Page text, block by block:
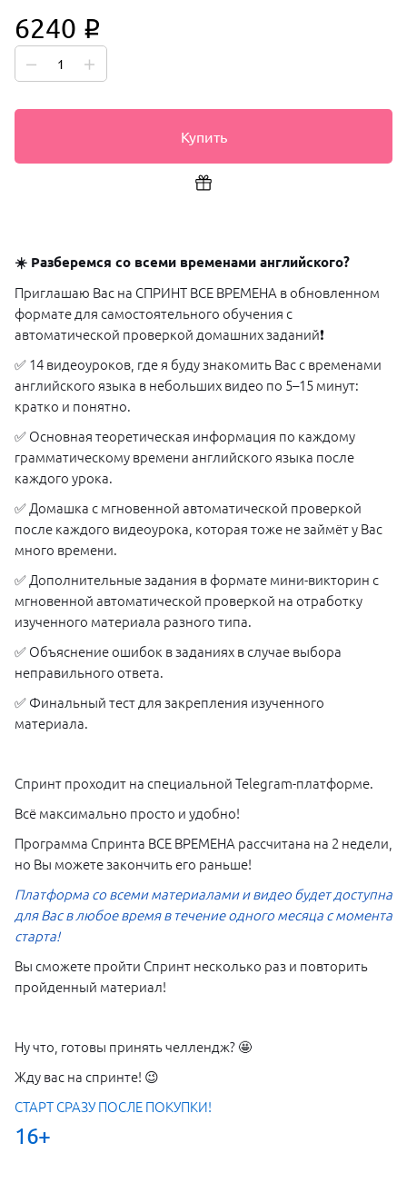
6240 i
Купить
☀️ Разберемся со всеми временами английского?
Приглашаю Вас на СПРИНТ ВСЕ ВРЕМЕНА в обновленном
формате для самостоятельного обучения с
автоматической проверкой домашних заданий❗️
✅ 14 видеоуроков, где я буду знакомить Вас с временами
английского языка в небольших видео по 5–15 минут:
кратко и понятно.
✅ Основная теоретическая информация по каждому
грамматическому времени английского языка после
каждого урока.
✅ Домашка с мгновенной автоматической проверкой
после каждого видеоурока, которая тоже не займёт у Вас
много времени.
✅ Дополнительные задания в формате мини-викторин с
мгновенной автоматической проверкой на отработку
изученного материала разного типа.
✅ Объяснение ошибок в заданиях в случае выбора
неправильного ответа.
✅ Финальный тест для закрепления изученного
материала.
Спринт проходит на специальной Telegram-платформе.
Всё максимально просто и удобно!
Программа Спринта ВСЕ ВРЕМЕНА рассчитана на 2 недели,
но Вы можете закончить его раньше!
Платформа со всеми материалами и видео будет доступна
для Вас в любое время в течение одного месяца с момента
старта!
Вы сможете пройти Спринт несколько раз и повторить
пройденный материал!
Ну что, готовы принять челлендж? 🤩
Жду вас на спринте! 😉
СТАРТ СРАЗУ ПОСЛЕ ПОКУПКИ!
16+